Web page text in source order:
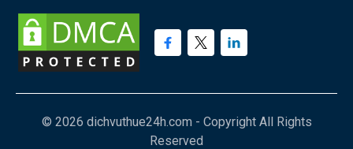
© 2026 dichvuthue24h.com - Copyright All Rights
Reserved